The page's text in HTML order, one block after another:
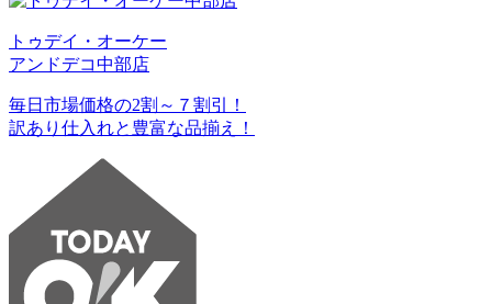
トゥデイ・オーケー
アンドデコ中部店
毎日市場価格の2割～７割引！
訳あり仕入れと豊富な品揃え！